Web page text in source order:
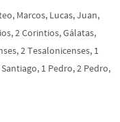
Marcos, Lucas, Juan,
2 Corintios, Gálatas,
2 Tesalonicenses, 1
1 Pedro, 2 Pedro,